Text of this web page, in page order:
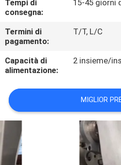
TUTTI
CASI
MAPPA
DEL
SITO
Tempi di
consegna:
15-45 giorni
Termini di
pagamento:
T/T, L/C
Capacità di
alimentazione:
2 insieme/
MIGLIOR